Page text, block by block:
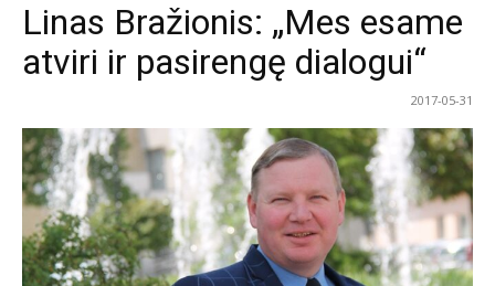
Linas Bražionis: „Mes esame
atviri ir pasirengę dialogui“
2017-05-31